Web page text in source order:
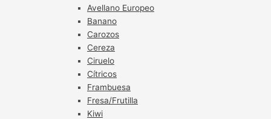
Avellano Europeo
Banano
Carozos
Cereza
Ciruelo
Cítricos
Frambuesa
Fresa/Frutilla
Kiwi